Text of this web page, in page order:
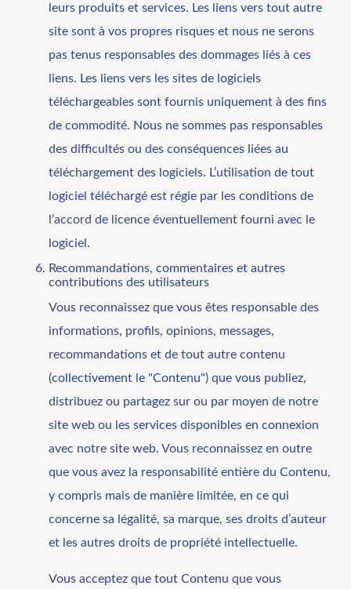
leurs produits et services. Les liens vers tout autre
site sont à vos propres risques et nous ne serons
pas tenus responsables des dommages liés à ces
liens. Les liens vers les sites de logiciels
téléchargeables sont fournis uniquement à des fins
de commodité. Nous ne sommes pas responsables
des difficultés ou des conséquences liées au
téléchargement des logiciels. L’utilisation de tout
logiciel téléchargé est régie par les conditions de
l’accord de licence éventuellement fourni avec le
logiciel.
Recommandations, commentaires et autres
contributions des utilisateurs
Vous reconnaissez que vous êtes responsable des
informations, profils, opinions, messages,
recommandations et de tout autre contenu
(collectivement le "Contenu") que vous publiez,
distribuez ou partagez sur ou par moyen de notre
site web ou les services disponibles en connexion
avec notre site web. Vous reconnaissez en outre
que vous avez la responsabilité entière du Contenu,
y compris mais de manière limitée, en ce qui
concerne sa légalité, sa marque, ses droits d’auteur
et les autres droits de propriété intellectuelle.
Vous acceptez que tout Contenu que vous